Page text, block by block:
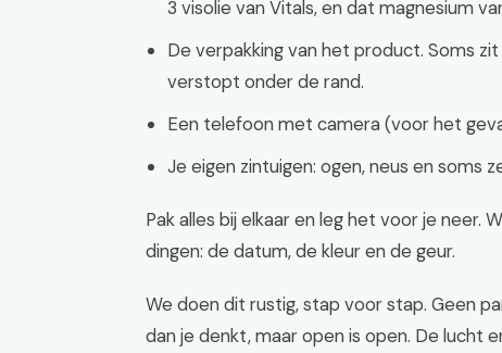
3 visolie van Vitals, en dat magnesium
De verpakking van het product. Soms
verstopt onder de rand.
Een telefoon met camera (voor het
Je eigen zintuigen: ogen, neus en soms
Pak alles bij elkaar en leg het voor je neer.
dingen: de datum, de kleur en de geur.
We doen dit rustig, stap voor stap. Geen
dan je denkt, maar open is open. De lucht